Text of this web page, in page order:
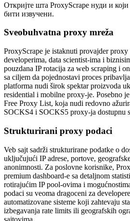
Откријте шта ProxyScrape нуди и
бити извучени.
Sveobuhvatna proxy mreža
ProxyScrape je istaknuti provajder proxy
developerima, data scientist-ima i
pouzdana IP rotacija za web scraping i
sa ciljem da pojednostavi proces
platforma nudi širok spektar proizvoda
residential i mobilne proxy-je. Posebno
Free Proxy List, koja nudi redovno
SOCKS4 i SOCKS5 proxy-ja dostupnu
Strukturirani proxy podaci
Veb sajt sadrži strukturirane podatke o
uključujući IP adrese, portove,
anonimnosti. Za poslovne korisnike,
premium dashboard-e sa detaljnom
rotirajućim IP pool-ovima i
podaci su veoma dragoceni za
automatizovane sisteme koji zahtevaju
izbegavanja rate limits ili geografskih
sajtovima.